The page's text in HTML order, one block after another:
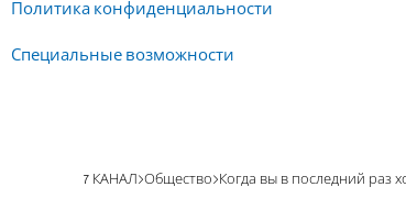
Политика конфиденциальности
Специальные возможности
7 КАНАЛ Общество Когда вы в последний раз